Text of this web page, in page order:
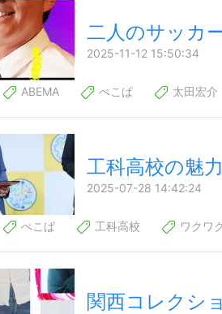
二人のサッカ
2025-11-12 15:50:34
ABEMA ぺこぱ 太田宏介
工科高校の魅力
2025-07-28 14:42:24
ぺこぱ 工科高校 ワクワ
関西コレクシ